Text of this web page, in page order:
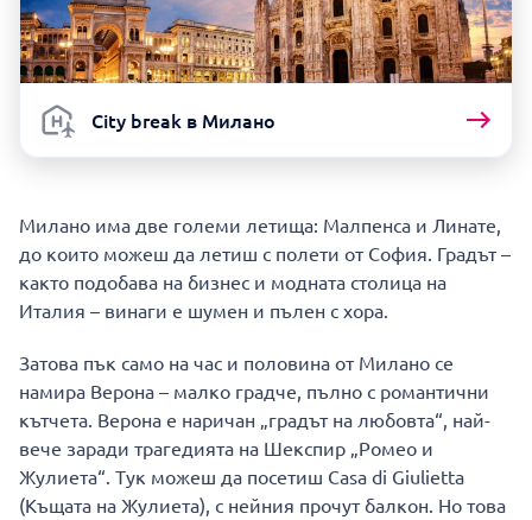
City break в Милано
Милано има две големи летища: Малпенса и Линате,
до които можеш да летиш с полети от София. Градът –
както подобава на бизнес и модната столица на
Италия – винаги е шумен и пълен с хора.
Затова пък само на час и половина от Милано се
намира Верона – малко градче, пълно с романтични
кътчета. Верона е наричан „градът на любовта“, най-
вече заради трагедията на Шекспир „Ромео и
Жулиета“. Тук можеш да посетиш Casa di Giulietta
(Къщата на Жулиета), с нейния прочут балкон. Но това